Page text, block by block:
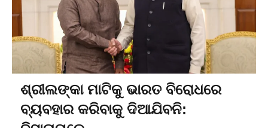
ଶ୍ରୀଲଙ୍କା ମାଟିକୁ ଭାରତ ବିରୋଧରେ
ବ୍ୟବହାର କରିବାକୁ ଦିଆଯିବନି: